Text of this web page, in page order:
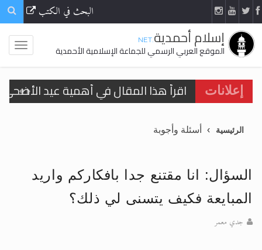
البحث في الكتب
إسلام أحمدية.NET
الموقع العربي الرسمي للجماعة الإسلامية الأحمدية
إعلانات
اقرأ هذا المقال في أهمية عيد
تعميم هامّ لأفراد الجماعة >> المزيد
تعميم هامّ لأفراد الجماعة >> المزيد
الرئيسية أسئلة وأجوبة
السؤال: انا مقتنع جدا بافكاركم واريد
المبايعة فكيف يتسنى لي ذلك؟
جدي معمر